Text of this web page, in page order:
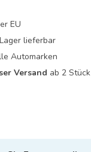
EU
lieferbar
Automarken
Versand ab 2 Stück